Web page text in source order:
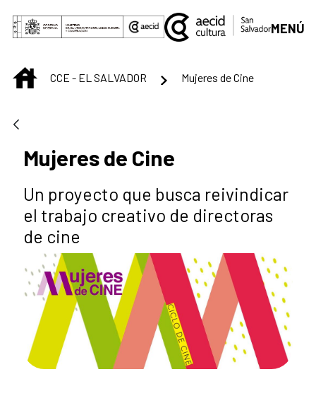
Saltar al contenido principal
MENÚ
INICIOCCE - EL SALVADOR Mujeres de Cine
Mujeres de Cine
Un proyecto que busca reivindicar
el trabajo creativo de directoras
de cine